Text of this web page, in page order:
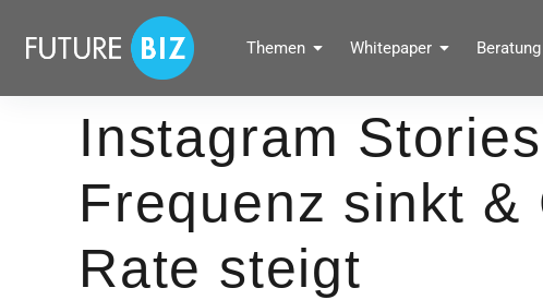
überspringen
FUTUREBIZ
Social Media Marketing Blog für Unternehmen by BRANDPUNKT
Themen Whitepaper Beratung
Instagram
Frequenz sinkt &
Rate steigt